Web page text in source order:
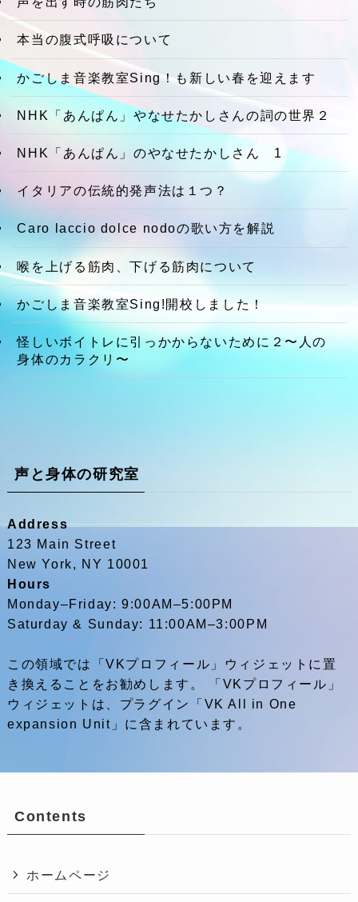
本当の腹式呼吸について
かごしま音楽教室Sing！も新しい春を迎えます
NHK「あんぱん」やなせたかしさんの詞の世界２
NHK「あんぱん」のやなせたかしさん 1
イタリアの伝統的発声法は１つ？
Caro laccio dolce nodoの歌い方を解説
喉を上げる筋肉、下げる筋肉について
かごしま音楽教室Sing!開校しました！
怪しいボイトレに引っかからないために２〜人の
身体のカラクリ〜
声と身体の研究室
Address
123 Main Street
New York, NY 10001
Hours
Monday–Friday: 9:00AM–5:00PM
Saturday & Sunday: 11:00AM–3:00PM
この領域では「VKプロフィール」ウィジェットに置
き換えることをお勧めします。 「VKプロフィール」
ウィジェットは、プラグイン「VK All in One
expansion Unit」に含まれています。
Contents
ホームページ